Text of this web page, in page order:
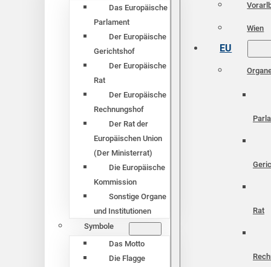
Das Europäische
Parlament
Der Europäische
Gerichtshof
Der Europäische
Rat
Der Europäische
Rechnungshof
Der Rat der
Europäischen Union
(Der Ministerrat)
Die Europäische
Kommission
Sonstige Organe
und Institutionen
Symbole
Das Motto
Die Flagge
Wien
EU
Rat